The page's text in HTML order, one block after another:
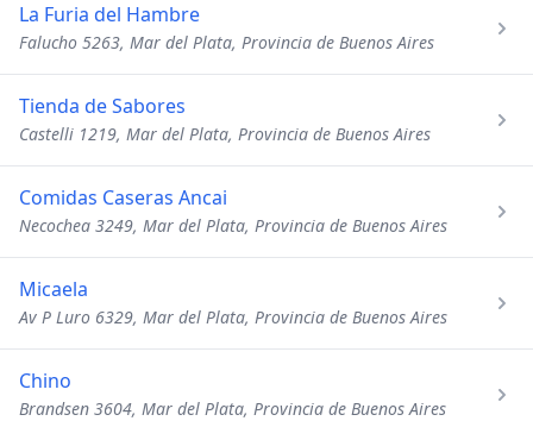
La Furia del Hambre
Falucho 5263, Mar del Plata, Provincia de Buenos Aires
Tienda de Sabores
Castelli 1219, Mar del Plata, Provincia de Buenos Aires
Comidas Caseras Ancai
Necochea 3249, Mar del Plata, Provincia de Buenos Aires
Micaela
Av P Luro 6329, Mar del Plata, Provincia de Buenos Aires
Chino
Brandsen 3604, Mar del Plata, Provincia de Buenos Aires